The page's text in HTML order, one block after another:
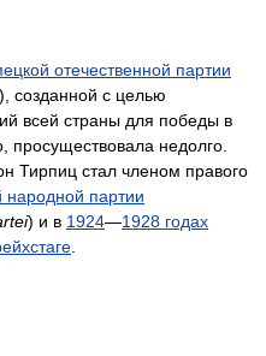
отечественной партии
), созданной с целью
всей страны для победы в
просуществовала недолго.
Тирпиц стал членом правого
партии
) и в 1924—1928 годах